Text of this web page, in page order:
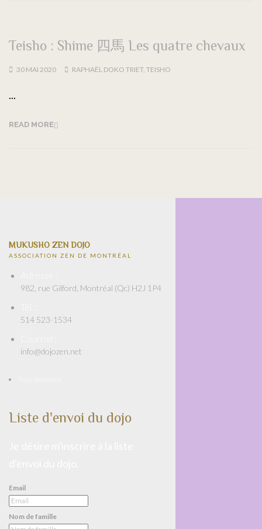
Teisho : Shime 四馬 Les quatre chevaux
30 MAI 2020 RAPHAËL DOKO TRIET, TEISHO
...
READ MORE
MUKUSHO ZEN DOJO
ASSOCIATION ZEN DE MONTRÉAL
982, rue Gilford, Montréal (Qc) H2J 1P4
514 523-1534
info@dojozen.net
Liste d'envoi du dojo
Email
Nom de famille